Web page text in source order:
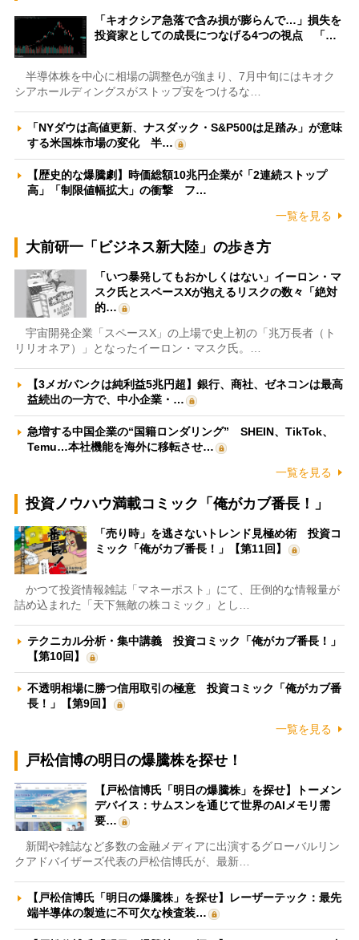
「キオクシア急落で含み損が膨らんで…」損失を
投資家としての成長につなげる4つの視点 「…
半導体株を中心に相場の調整色が強まり、7月中旬にはキオク
シアホールディングスがストップ安をつけるな…
「NYダウは高値更新、ナスダック・S&P500は足踏み」が意味
する米国株市場の変化 半…
【歴史的な爆騰劇】時価総額10兆円企業が「2連続ストップ
高」「制限値幅拡大」の衝撃 フ…
一覧を見る
大前研一「ビジネス新大陸」の歩き方
「いつ暴発してもおかしくはない」イーロン・マ
スク氏とスペースXが抱えるリスクの数々「絶対
的…
宇宙開発企業「スペースX」の上場で史上初の「兆万長者（ト
リリオネア）」となったイーロン・マスク氏。…
【3メガバンクは純利益5兆円超】銀行、商社、ゼネコンは最高
益続出の一方で、中小企業・…
急増する中国企業の“国籍ロンダリング” SHEIN、TikTok、
Temu…本社機能を海外に移転させ…
一覧を見る
投資ノウハウ満載コミック「俺がカブ番長！」
「売り時」を逃さないトレンド見極め術 投資コ
ミック「俺がカブ番長！」【第11回】
かつて投資情報雑誌「マネーポスト」にて、圧倒的な情報量が
詰め込まれた「天下無敵の株コミック」とし…
テクニカル分析・集中講義 投資コミック「俺がカブ番長！」
【第10回】
不透明相場に勝つ信用取引の極意 投資コミック「俺がカブ番
長！」【第9回】
一覧を見る
戸松信博の明日の爆騰株を探せ！
【戸松信博氏「明日の爆騰株」を探せ】トーメン
デバイス：サムスンを通じて世界のAIメモリ需
要…
新聞や雑誌など多数の金融メディアに出演するグローバルリン
クアドバイザーズ代表の戸松信博氏が、最新…
【戸松信博氏「明日の爆騰株」を探せ】レーザーテック：最先
端半導体の製造に不可欠な検査装…